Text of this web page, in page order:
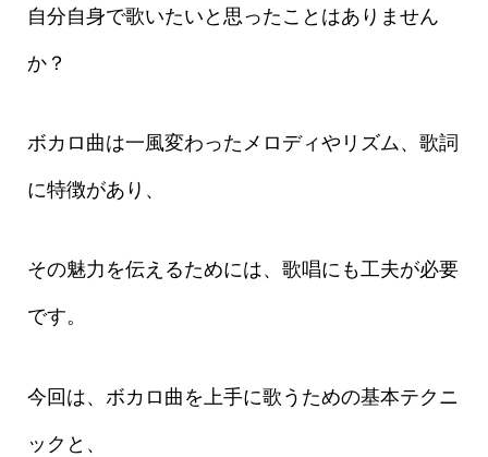
自分自身で歌いたいと思ったことはありません
か？
ボカロ曲は一風変わったメロディやリズム、歌詞
に特徴があり、
その魅力を伝えるためには、歌唱にも工夫が必要
です。
今回は、ボカロ曲を上手に歌うための基本テクニ
ックと、